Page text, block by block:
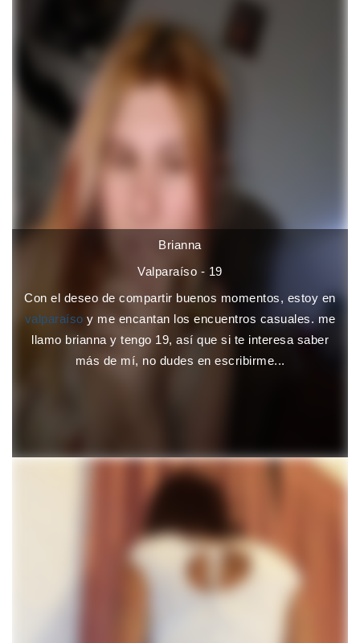
Brianna
Valparaíso - 19
Con el deseo de compartir buenos momentos, estoy en
valparaíso y me encantan los encuentros casuales. me
llamo brianna y tengo 19, así que si te interesa saber
más de mí, no dudes en escribirme...